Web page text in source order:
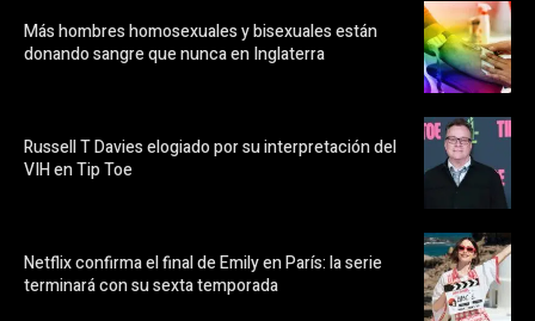
Más hombres homosexuales y bisexuales están
donando sangre que nunca en Inglaterra
Russell T Davies elogiado por su interpretación del
VIH en Tip Toe
Netflix confirma el final de Emily en París: la serie
terminará con su sexta temporada